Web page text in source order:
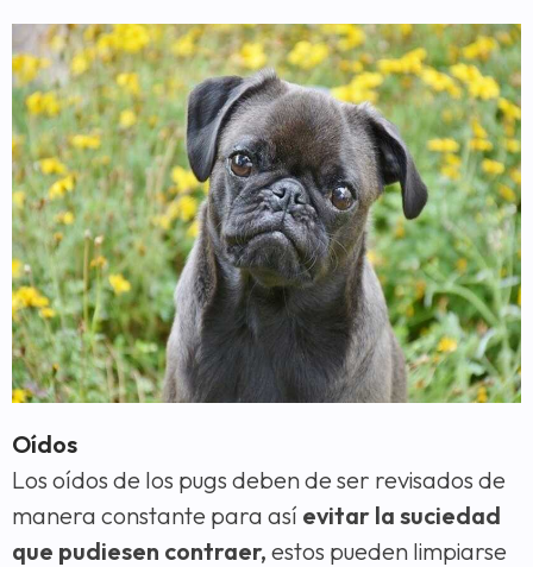
Oídos
Los oídos de los pugs deben de ser revisados de
manera constante para así evitar la suciedad
que pudiesen contraer, estos pueden limpiarse